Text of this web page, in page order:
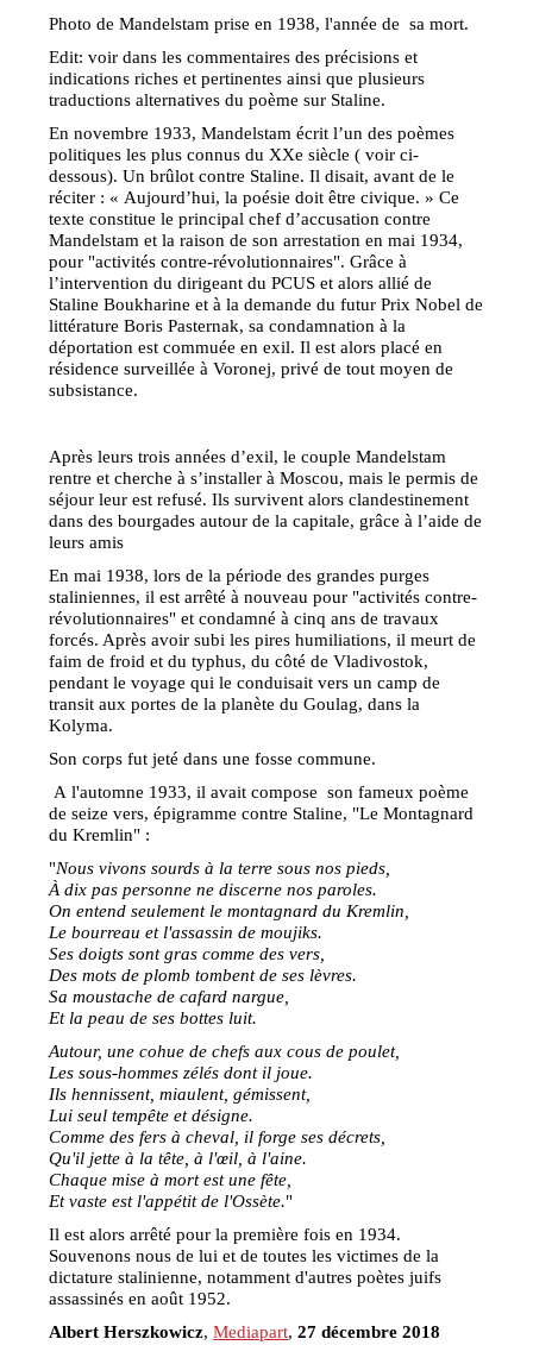
Photo de Mandelstam prise en 1938, l'année de sa mort.
Edit: voir dans les commentaires des précisions et
indications riches et pertinentes ainsi que plusieurs
traductions alternatives du poème sur Staline.
En novembre 1933, Mandelstam écrit l’un des poèmes
politiques les plus connus du XXe siècle ( voir ci-
dessous). Un brûlot contre Staline. Il disait, avant de le
réciter : « Aujourd’hui, la poésie doit être civique. » Ce
texte constitue le principal chef d’accusation contre
Mandelstam et la raison de son arrestation en mai 1934,
pour "activités contre-révolutionnaires". Grâce à
l’intervention du dirigeant du PCUS et alors allié de
Staline Boukharine et à la demande du futur Prix Nobel de
littérature Boris Pasternak, sa condamnation à la
déportation est commuée en exil. Il est alors placé en
résidence surveillée à Voronej, privé de tout moyen de
subsistance.
Après leurs trois années d’exil, le couple Mandelstam
rentre et cherche à s’installer à Moscou, mais le permis de
séjour leur est refusé. Ils survivent alors clandestinement
dans des bourgades autour de la capitale, grâce à l’aide de
leurs amis
En mai 1938, lors de la période des grandes purges
staliniennes, il est arrêté à nouveau pour "activités contre-
révolutionnaires" et condamné à cinq ans de travaux
forcés. Après avoir subi les pires humiliations, il meurt de
faim de froid et du typhus, du côté de Vladivostok,
pendant le voyage qui le conduisait vers un camp de
transit aux portes de la planète du Goulag, dans la
Kolyma.
Son corps fut jeté dans une fosse commune.
A l'automne 1933, il avait compose son fameux poème
de seize vers, épigramme contre Staline, "Le Montagnard
du Kremlin" :
"Nous vivons sourds à la terre sous nos pieds,
À dix pas personne ne discerne nos paroles.
On entend seulement le montagnard du Kremlin,
Le bourreau et l'assassin de moujiks.
Ses doigts sont gras comme des vers,
Des mots de plomb tombent de ses lèvres.
Sa moustache de cafard nargue,
Et la peau de ses bottes luit.
Autour, une cohue de chefs aux cous de poulet,
Les sous-hommes zélés dont il joue.
Ils hennissent, miaulent, gémissent,
Lui seul tempête et désigne.
Comme des fers à cheval, il forge ses décrets,
Qu'il jette à la tête, à l'œil, à l'aine.
Chaque mise à mort est une fête,
Et vaste est l'appétit de l'Ossète."
Il est alors arrêté pour la première fois en 1934.
Souvenons nous de lui et de toutes les victimes de la
dictature stalinienne, notamment d'autres poètes juifs
assassinés en août 1952.
Albert Herszkowicz,Mediapart,27 décembre 2018